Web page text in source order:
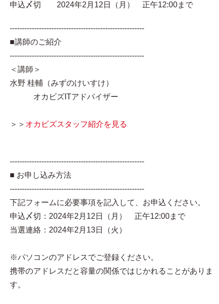
申込〆切 2024年2月12日（月） 正午12:00まで
-------------------------------------------------------
■講師のご紹介
-------------------------------------------------------
＜講師＞
水野 桂輔（みずのけいすけ）
オカビズITアドバイザー
＞＞ オカビズスタッフ紹介を見る
-------------------------------------------------------
■ お申し込み方法
-------------------------------------------------------
下記フォームに必要事項を記入して、お申込ください。
申込〆切：2024年2月12日（月） 正午12:00まで
当選連絡：2024年2月13日（火）
※パソコンのアドレスでご登録ください。
携帯のアドレスだと容量の関係ではじかれることがありま
す。